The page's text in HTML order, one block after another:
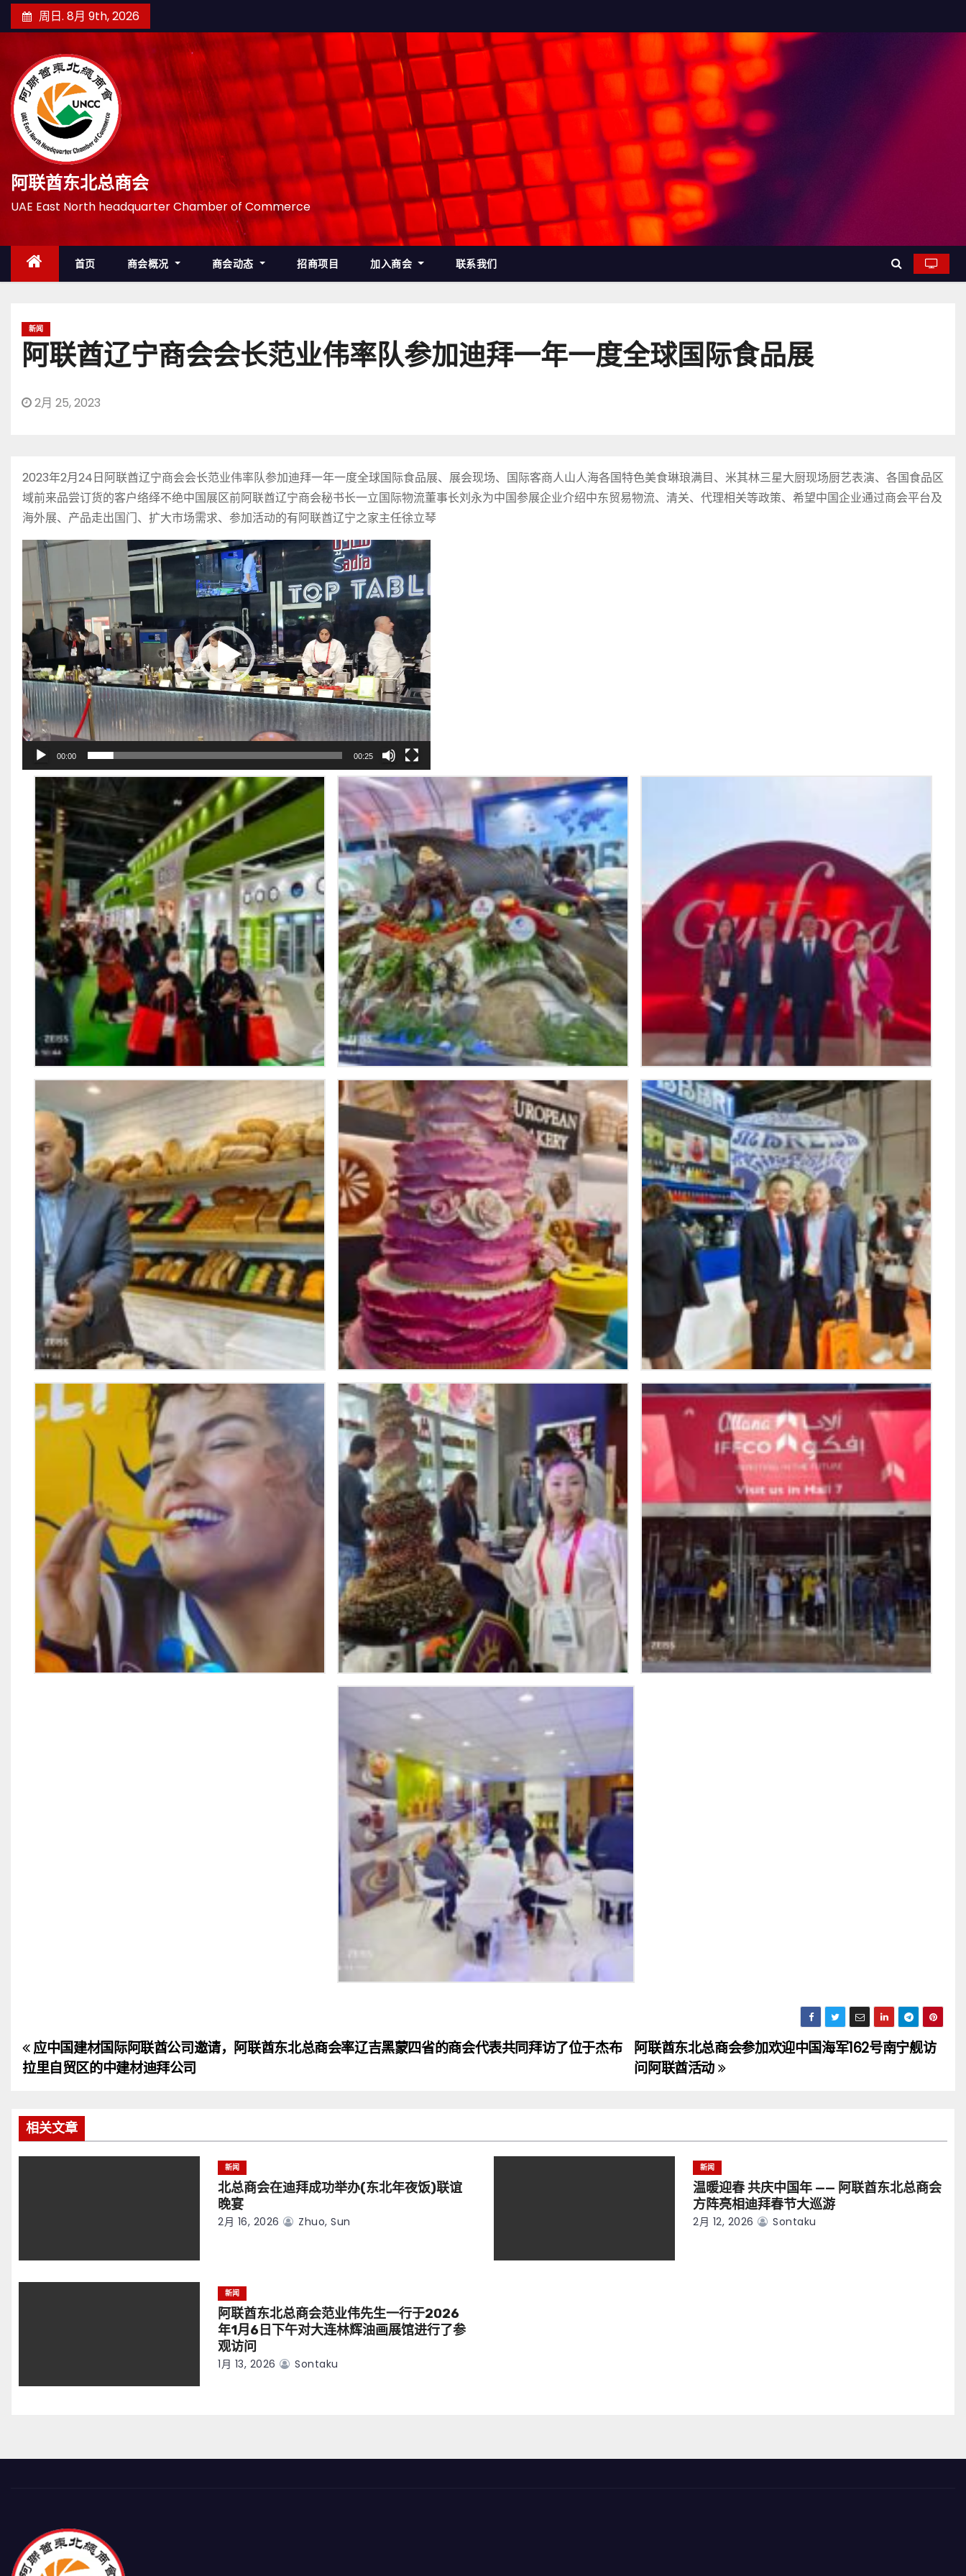
至
周日. 8月 9th, 2026
阿联酋东北总商会
UAE East North headquarter Chamber of Commerce
首页 商会概况 商会动态 招商项目 加入商会 联系我们
新闻
阿联酋辽宁商会会长范业伟率队参加迪拜一年一度全球国际食品展
2月 25, 2023
2023年2月24日阿联酋辽宁商会会长范业伟率队参加迪拜一年一度全球国际食品展、展会现场、国际客商人山人海各国特色美食琳琅满目、米其林三星大厨现场厨艺表演、各国食品区
域前来品尝订货的客户络绎不绝中国展区前阿联酋辽宁商会秘书长一立国际物流董事长刘永为中国参展企业介绍中东贸易物流、清关、代理相关等政策、希望中国企业通过商会平台及
海外展、产品走出国门、扩大市场需求、参加活动的有阿联酋辽宁之家主任徐立琴
视
放
器
00:00 00:25
文
章
导
航
阿联酋东北总商会参加欢迎中国海军162号南宁舰访
问阿联酋活动
应中国建材国际阿联酋公司邀请，阿联酋东北总商会率辽吉黑蒙四省的商会代表共同拜访了位于杰布
拉里自贸区的中建材迪拜公司
相关文章
新闻
北总商会在迪拜成功举办(东北年夜饭)联谊
晚宴
2月 16, 2026 Zhuo, Sun
新闻
温暖迎春 共庆中国年 —— 阿联酋东北总商会
方阵亮相迪拜春节大巡游
2月 12, 2026 Sontaku
新闻
阿联酋东北总商会范业伟先生一行于2026
年1月6日下午对大连林辉油画展馆进行了参
观访问
1月 13, 2026 Sontaku